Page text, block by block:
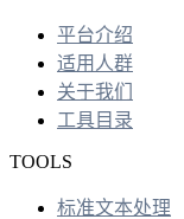
平台介绍
适用人群
关于我们
工具目录
TOOLS
标准文本处理